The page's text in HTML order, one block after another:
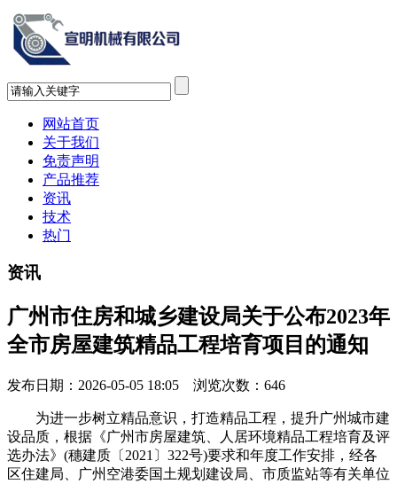
网站首页
关于我们
免责声明
产品推荐
资讯
技术
热门
资讯
广州市住房和城乡建设局关于公布2023年
全市房屋建筑精品工程培育项目的通知
发布日期：2026-05-05 18:05 浏览次数： 646
为进一步树立精品意识，打造精品工程，提升广州城市建
设品质，根据《广州市房屋建筑、人居环境精品工程培育及评
选办法》(穗建质〔2021〕322号)要求和年度工作安排，经各
区住建局、广州空港委国土规划建设局、市质监站等有关单位